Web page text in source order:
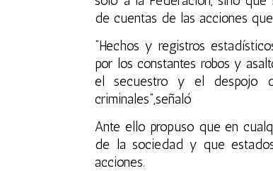
de cuentas de las acciones
“Hechos y registros
por los constantes robos y
el secuestro y el despojo
criminales”,señaló
Ante ello propuso que en
de la sociedad y que
acciones.